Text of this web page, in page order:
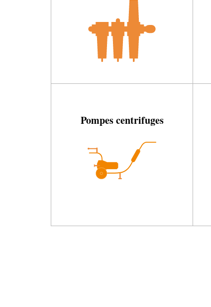
Pompes centrifuges